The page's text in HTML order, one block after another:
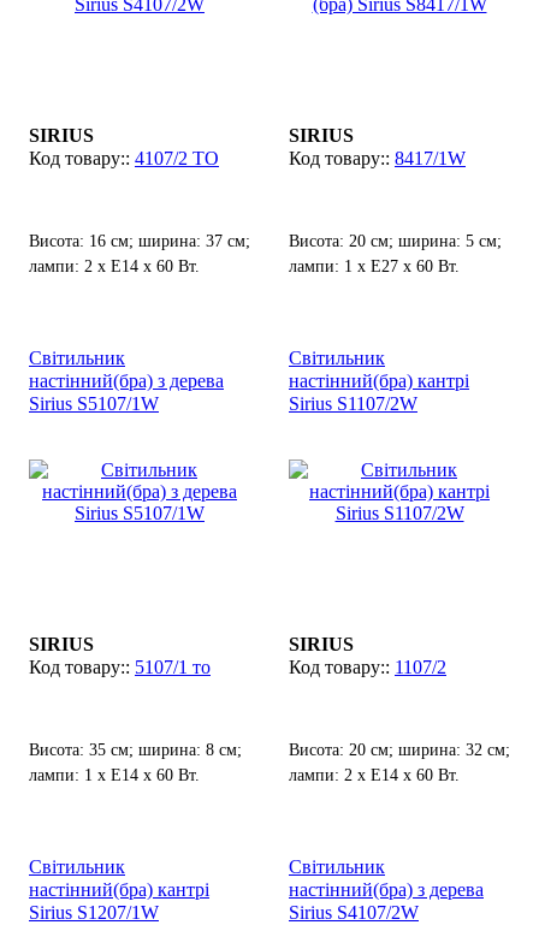
SIRIUS
4107/2 ТО
Висота: 16 см; ширина: 37 см;
лампи: 2 х Е14 х 60 Вт.
SIRIUS
8417/1W
Висота: 20 см; ширина: 5 см;
лампи: 1 х Е27 х 60 Вт.
Світильник
настінний(бра) з дерева
Sirius S5107/1W
SIRIUS
5107/1 то
Висота: 35 см; ширина: 8 см;
лампи: 1 х Е14 х 60 Вт.
Світильник
настінний(бра) кантрі
Sirius S1107/2W
SIRIUS
1107/2
Висота: 20 см; ширина: 32 см;
лампи: 2 х Е14 х 60 Вт.
Світильник
настінний(бра) кантрі
Sirius S1207/1W
Світильник
настінний(бра) з дерева
Sirius S4107/2W